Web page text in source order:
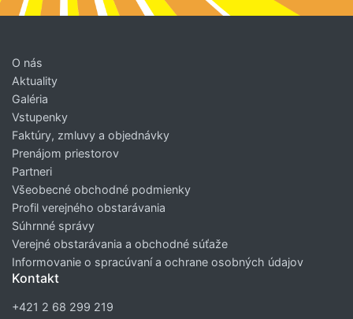
O nás
Aktuality
Galéria
Vstupenky
Faktúry, zmluvy a objednávky
Prenájom priestorov
Partneri
Všeobecné obchodné podmienky
Profil verejného obstarávania
Súhrnné správy
Verejné obstarávania a obchodné súťaže
Informovanie o spracúvaní a ochrane osobných údajov
Kontakt
+421 2 68 299 219